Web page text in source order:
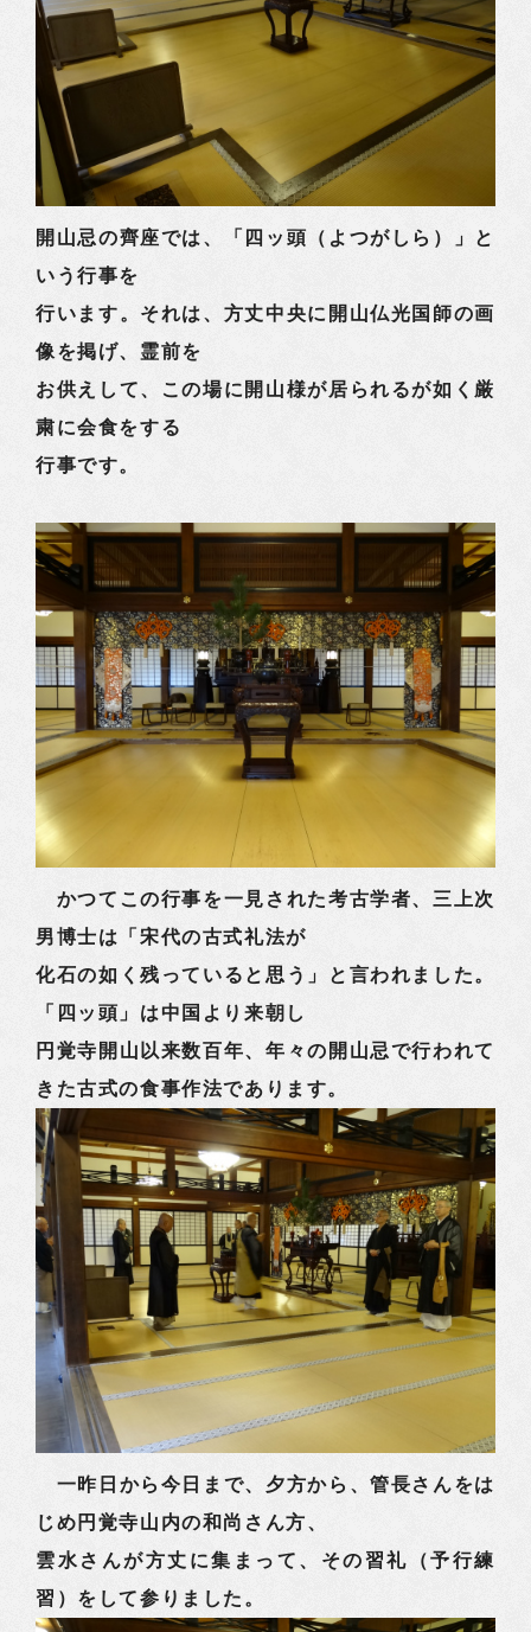
開山忌の齊座では、「四ッ頭（よつがしら）」と
いう行事を
行います。それは、方丈中央に開山仏光国師の画
像を掲げ、霊前を
お供えして、この場に開山様が居られるが如く厳
粛に会食をする
行事です。
かつてこの行事を一見された考古学者、三上次
男博士は「宋代の古式礼法が
化石の如く残っていると思う」と言われました。
「四ッ頭」は中国より来朝し
円覚寺開山以来数百年、年々の開山忌で行われて
きた古式の食事作法であります。
一昨日から今日まで、夕方から、管長さんをは
じめ円覚寺山内の和尚さん方、
雲水さんが方丈に集まって、その習礼（予行練
習）をして参りました。